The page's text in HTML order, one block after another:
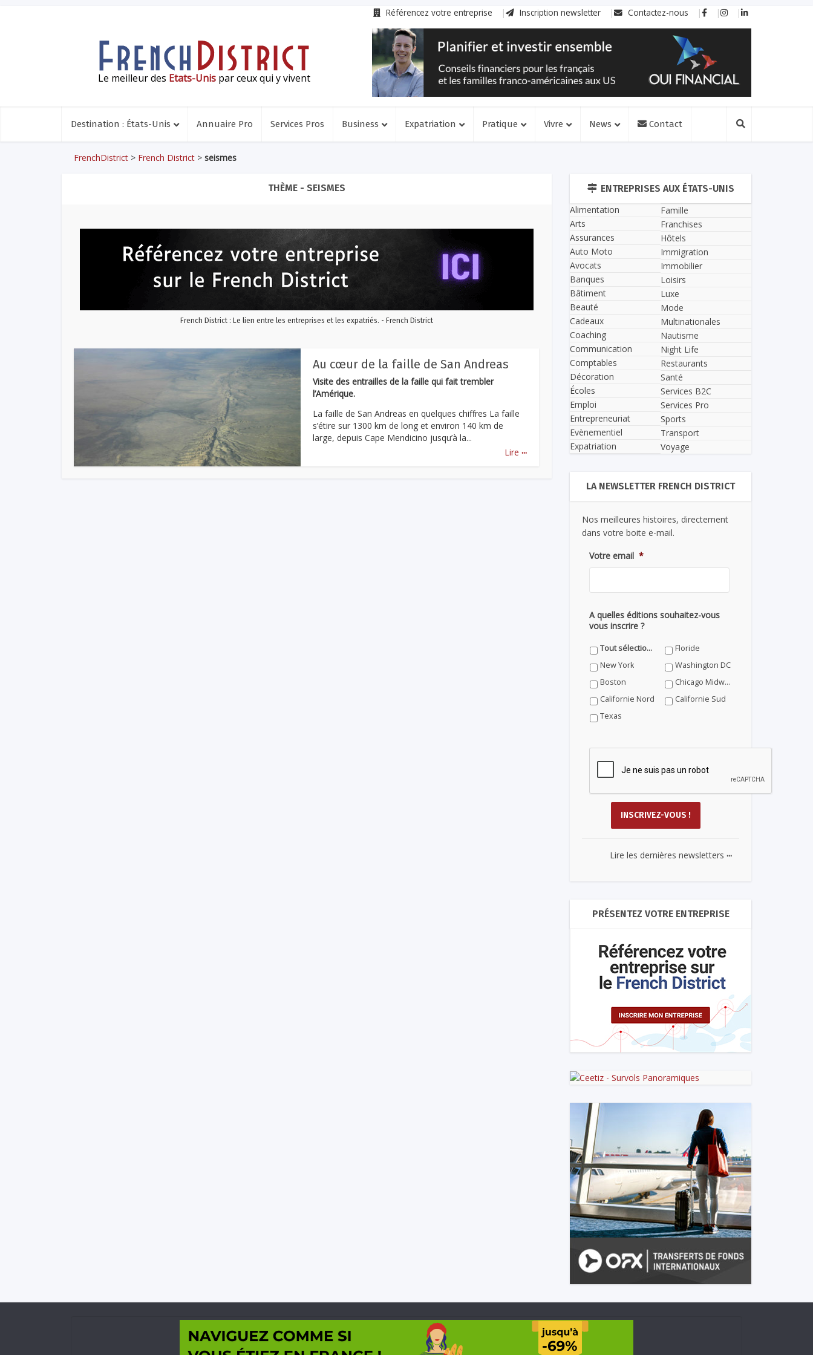
Référencez votre entreprise Inscription newsletter Contactez-nous
Le meilleur des Etats-Unis par ceux qui y vivent
Destination : États-Unis Annuaire Pro Services Pros Business Expatriation Pratique Vivre News Contact
FrenchDistrict > French District > seismes
THÈME - SEISMES
French District : Le lien entre les entreprises et les expatriés. - French District
Au cœur de la faille de San Andreas
Visite des entrailles de la faille qui fait trembler
l’Amérique.
La faille de San Andreas en quelques chiffres La faille
s’étire sur 1300 km de long et environ 140 km de
large, depuis Cape Mendicino jusqu’à la...
Lire ...
ENTREPRISES AUX ÉTATS-UNIS
Alimentation
Arts
Assurances
Auto Moto
Avocats
Banques
Bâtiment
Beauté
Cadeaux
Coaching
Communication
Comptables
Décoration
Écoles
Emploi
Entrepreneuriat
Evènementiel
Expatriation
Famille
Franchises
Hôtels
Immigration
Immobilier
Loisirs
Luxe
Mode
Multinationales
Nautisme
Night Life
Restaurants
Santé
Services B2C
Services Pro
Sports
Transport
Voyage
LA NEWSLETTER FRENCH DISTRICT
Nos meilleures histoires, directement
dans votre boite e-mail.
Votre email *
A quelles éditions souhaitez-vous
vous inscrire ?
Tout sélectionner
Floride
New York
Washington DC
Boston
Chicago Midwest
Californie Nord
Californie Sud
Texas
Lire les dernières newsletters ...
PRÉSENTEZ VOTRE ENTREPRISE